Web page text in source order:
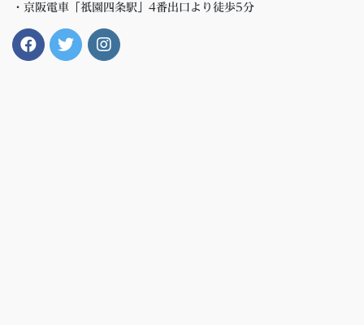
・京阪電車「祇園四条駅」4番出口より徒歩5分